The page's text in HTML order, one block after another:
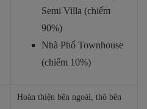
Semi Villa (chiếm
90%)
Nhà Phố Townhouse
(chiếm 10%)
Hoàn thiện bên ngoài, thô bên